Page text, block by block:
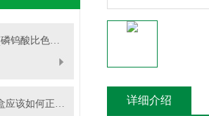
尿酸(UA)检测试剂盒(磷钨酸比色法)的操作步骤
全血线粒体提取试剂盒应该如何正确使用 详细介绍